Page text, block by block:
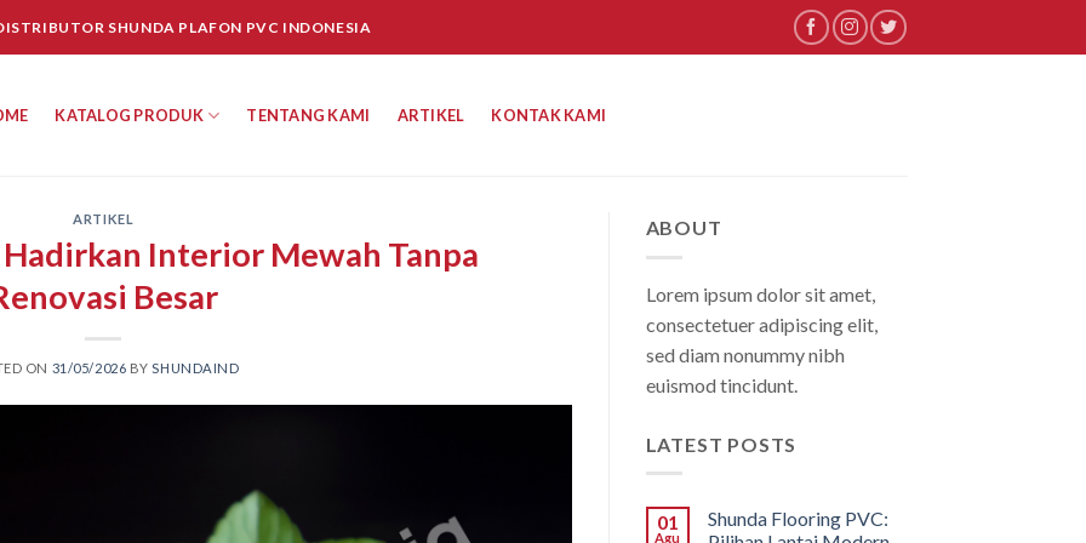
SHUNDA PLAFON PVC INDONESIA
KATALOG PRODUK TENTANG KAMI ARTIKEL KONTAK KAMI
ARTIKEL
Hadirkan Interior Mewah Tanpa
Besar
ON 31/05/2026 BY SHUNDAIND
ABOUT
Lorem ipsum dolor sit amet,
consectetuer adipiscing elit,
sed diam nonummy nibh
euismod tincidunt.
LATEST POSTS
01
Agu
Shunda Flooring PVC: